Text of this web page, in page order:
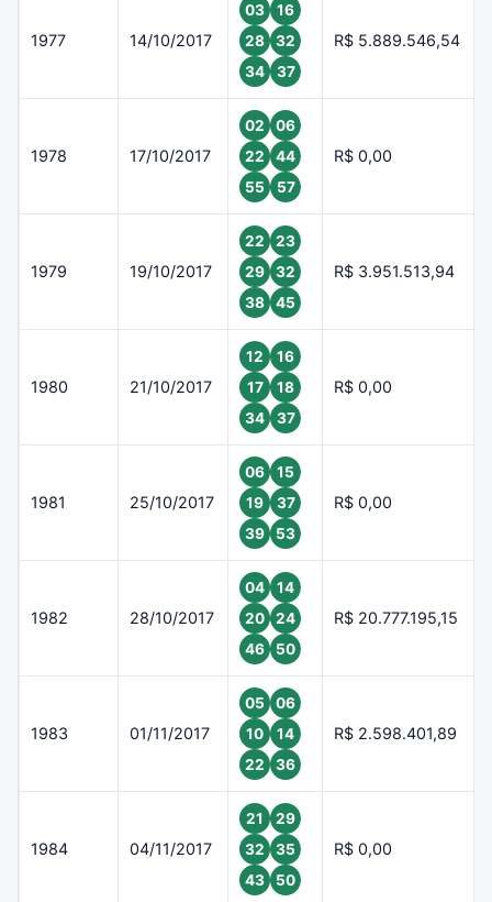
1977 14/10/2017
03
16
28
32
34
37
R$ 5.889.546,54
1978 17/10/2017
02
06
22
44
55
57
R$ 0,00
1979 19/10/2017
22
23
29
32
38
45
R$ 3.951.513,94
1980 21/10/2017
12
16
17
18
34
37
R$ 0,00
1981 25/10/2017
06
15
19
37
39
53
R$ 0,00
1982 28/10/2017
04
14
20
24
46
50
R$ 20.777.195,15
1983 01/11/2017
05
06
10
14
22
36
R$ 2.598.401,89
1984 04/11/2017
21
29
32
35
43
50
R$ 0,00